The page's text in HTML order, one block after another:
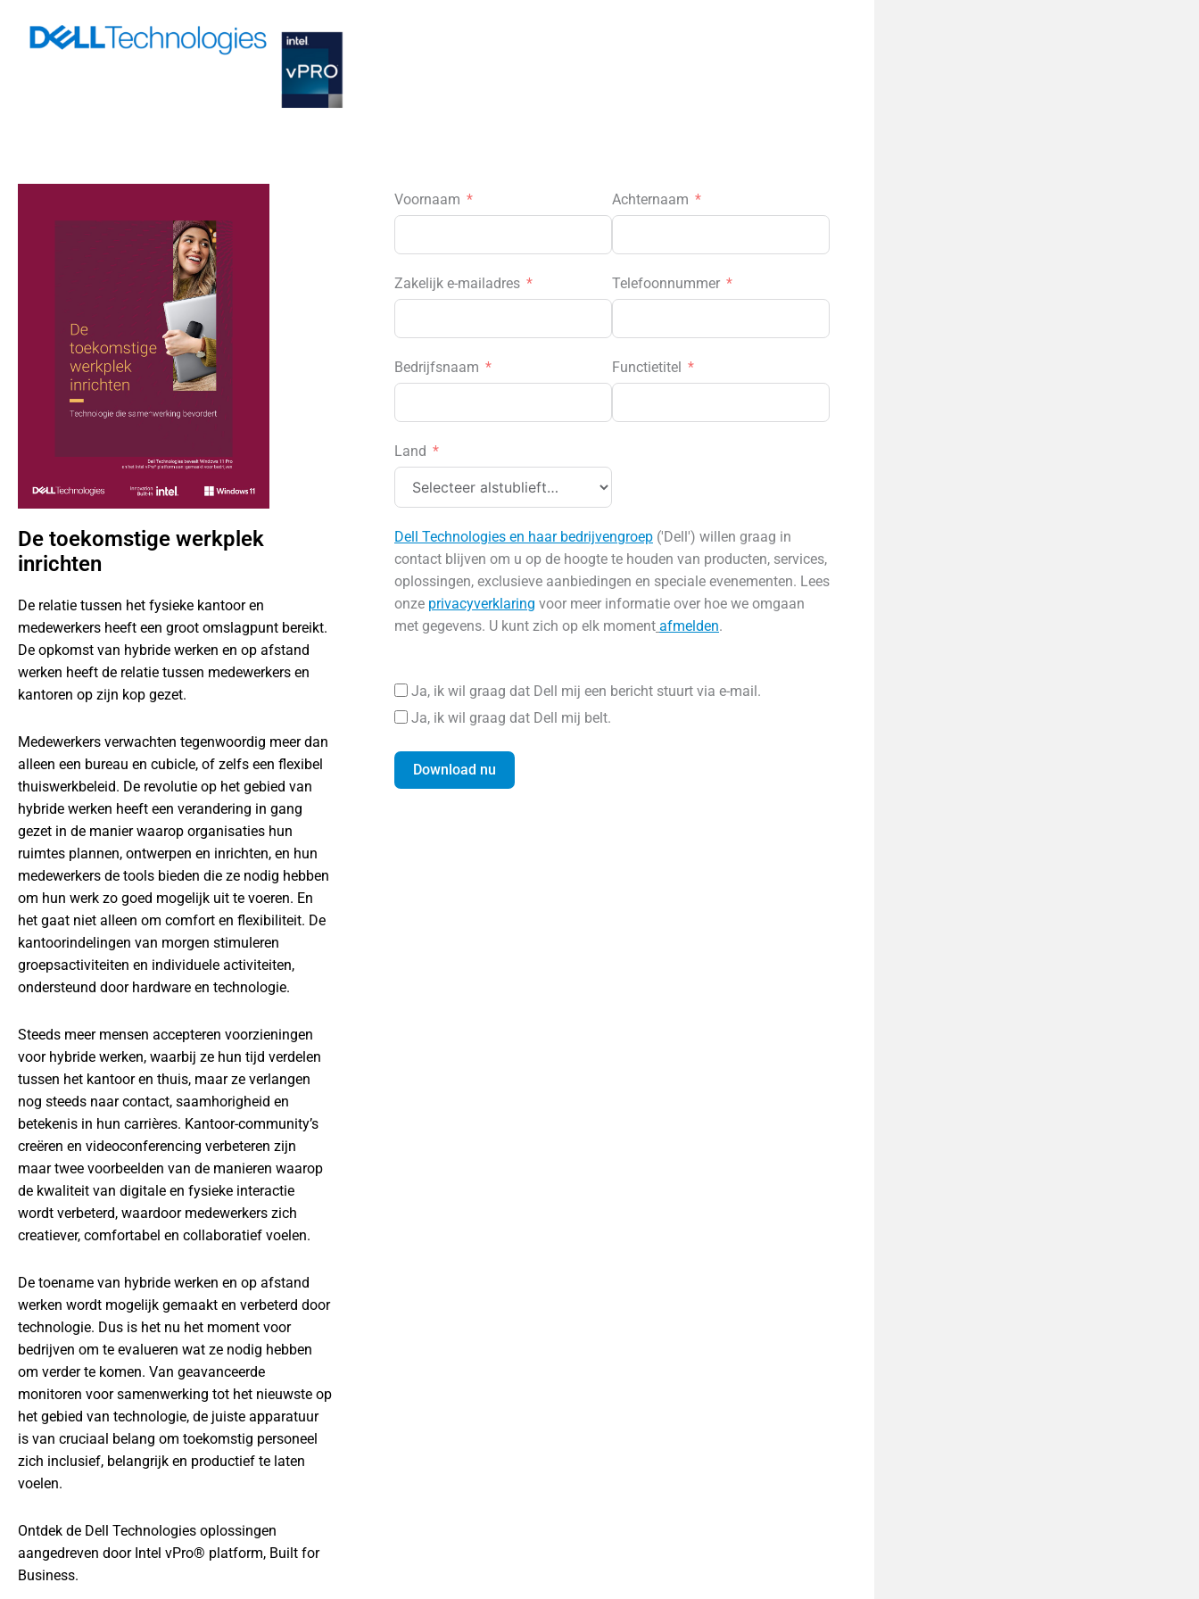
De toekomstige werkplek
inrichten
De relatie tussen het fysieke kantoor en
medewerkers heeft een groot omslagpunt bereikt.
De opkomst van hybride werken en op afstand
werken heeft de relatie tussen medewerkers en
kantoren op zijn kop gezet.
Medewerkers verwachten tegenwoordig meer dan
alleen een bureau en cubicle, of zelfs een flexibel
thuiswerkbeleid. De revolutie op het gebied van
hybride werken heeft een verandering in gang
gezet in de manier waarop organisaties hun
ruimtes plannen, ontwerpen en inrichten, en hun
medewerkers de tools bieden die ze nodig hebben
om hun werk zo goed mogelijk uit te voeren. En
het gaat niet alleen om comfort en flexibiliteit. De
kantoorindelingen van morgen stimuleren
groepsactiviteiten en individuele activiteiten,
ondersteund door hardware en technologie.
Steeds meer mensen accepteren voorzieningen
voor hybride werken, waarbij ze hun tijd verdelen
tussen het kantoor en thuis, maar ze verlangen
nog steeds naar contact, saamhorigheid en
betekenis in hun carrières. Kantoor-community’s
creëren en videoconferencing verbeteren zijn
maar twee voorbeelden van de manieren waarop
de kwaliteit van digitale en fysieke interactie
wordt verbeterd, waardoor medewerkers zich
creatiever, comfortabel en collaboratief voelen.
De toename van hybride werken en op afstand
werken wordt mogelijk gemaakt en verbeterd door
technologie. Dus is het nu het moment voor
bedrijven om te evalueren wat ze nodig hebben
om verder te komen. Van geavanceerde
monitoren voor samenwerking tot het nieuwste op
het gebied van technologie, de juiste apparatuur
is van cruciaal belang om toekomstig personeel
zich inclusief, belangrijk en productief te laten
voelen.
Ontdek de Dell Technologies oplossingen
aangedreven door Intel vPro® platform, Built for
Business.
Voornaam Achternaam
Zakelijk e-mailadres
Bedrijfsnaam
Land
Telefoonnummer
Functietitel
Dell Technologies en haar bedrijvengroep ('Dell') willen graag in
contact blijven om u op de hoogte te houden van producten, services,
oplossingen, exclusieve aanbiedingen en speciale evenementen. Lees
onze privacyverklaring voor meer informatie over hoe we omgaan
met gegevens. U kunt zich op elk moment afmelden.
Ja, ik wil graag dat Dell mij een bericht stuurt via e-mail.
Ja, ik wil graag dat Dell mij belt.
Download nu